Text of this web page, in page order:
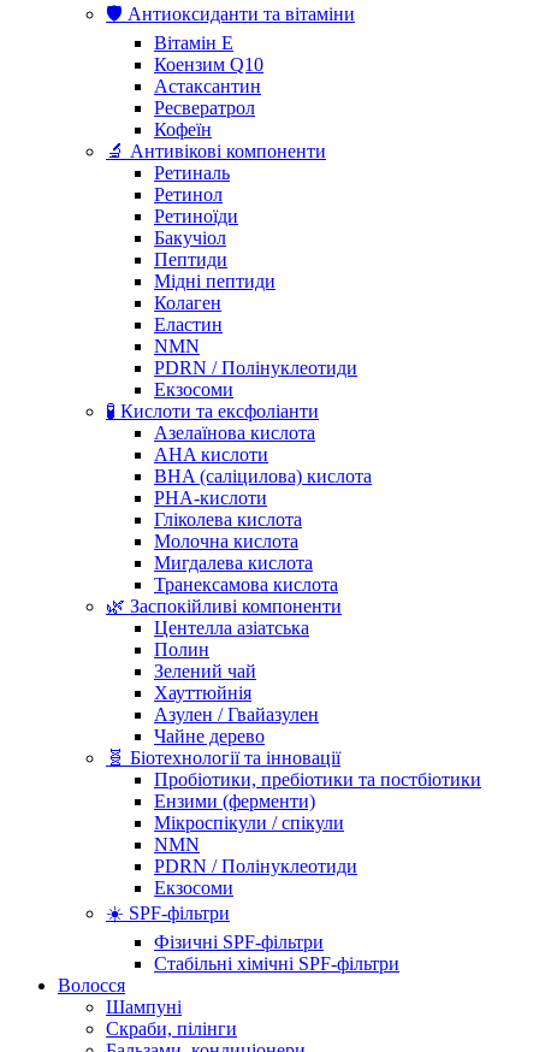
🛡️ Антиоксиданти та вітаміни
Вітамін Е
Коензим Q10
Астаксантин
Ресвератрол
Кофеїн
🔬 Антивікові компоненти
Ретиналь
Ретинол
Ретиноїди
Бакучіол
Пептиди
Мідні пептиди
Колаген
Еластин
NMN
PDRN / Полінуклеотиди
Екзосоми
🧪 Кислоти та ексфоліанти
Азелаїнова кислота
AHA кислоти
BHA (саліцилова) кислота
PHA-кислоти
Гліколева кислота
Молочна кислота
Мигдалева кислота
Транексамова кислота
🌿 Заспокійливі компоненти
Центелла азіатська
Полин
Зелений чай
Хауттюйнія
Азулен / Гвайазулен
Чайне дерево
🧬 Біотехнології та інновації
Пробіотики, пребіотики та постбіотики
Ензими (ферменти)
Мікроспікули / спікули
NMN
PDRN / Полінуклеотиди
Екзосоми
☀️ SPF-фільтри
Фізичні SPF-фільтри
Стабільні хімічні SPF-фільтри
Волосся
Шампуні
Скраби, пілінги